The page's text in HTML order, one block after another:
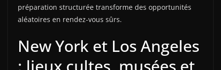
préparation structurée transforme des opportunités
aléatoires en rendez-vous sûrs.
New York et Los Angeles
: lieux cultes, musées et